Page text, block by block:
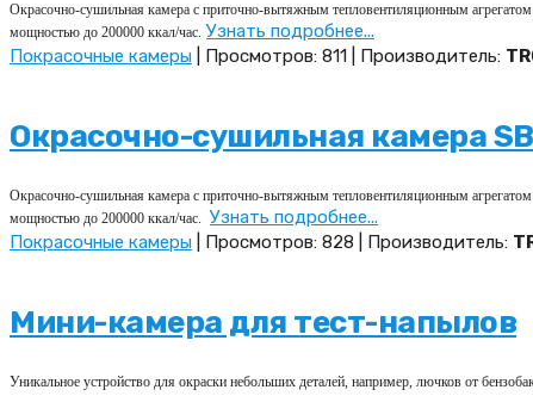
Окрасочно-сушильная камера с приточно-вытяжным тепловентиляционным
мощностью до 200000 ккал/час. Узнать подробнее...
Покрасочные камеры | Просмотров: 811 | Производитель:
Окрасочно-сушильная камера
Окрасочно-сушильная камера с приточно-вытяжным тепловентиляционным
мощностью до 200000 ккал/час. Узнать подробнее...
Покрасочные камеры | Просмотров: 828 | Производитель:
Мини-камера для тест-напылов
Уникальное устройство для окраски небольших деталей, например, лючков от